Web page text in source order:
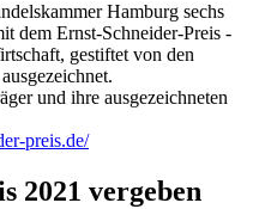
Hamburg sechs
dem Ernst-Schneider-Preis -
gestiftet von den
und ihre ausgezeichneten
preis.de/
2021 vergeben